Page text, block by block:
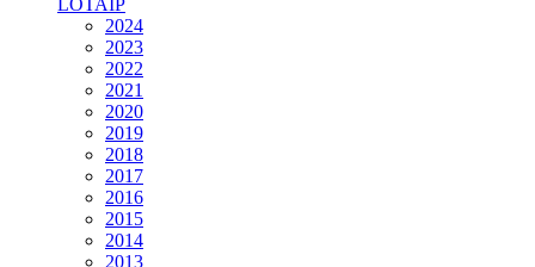
LOTAIP
2024
2023
2022
2021
2020
2019
2018
2017
2016
2015
2014
2013